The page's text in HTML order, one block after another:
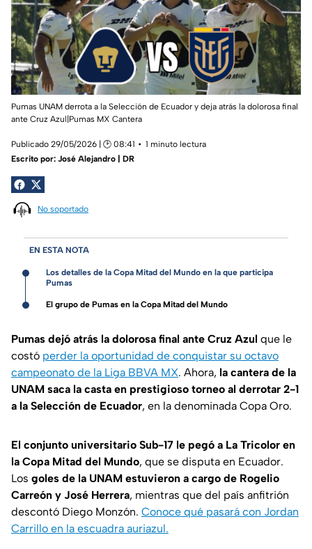
Pumas UNAM derrota a la Selección de Ecuador y deja atrás la dolorosa final
ante Cruz Azul|Pumas MX Cantera
Publicado 29/05/2026 | 🕑 08:41
1 minuto lectura
Escrito por: José Alejandro | DR
No soportado
EN ESTA NOTA
Los detalles de la Copa Mitad del Mundo en la que participa
Pumas
El grupo de Pumas en la Copa Mitad del Mundo
Pumas dejó atrás la dolorosa final ante Cruz Azul que le
costó perder la oportunidad de conquistar su octavo
campeonato de la Liga BBVA MX. Ahora, la cantera de la
UNAM saca la casta en prestigioso torneo al derrotar 2-1
a la Selección de Ecuador, en la denominada Copa Oro.
El conjunto universitario Sub-17 le pegó a La Tricolor en
la Copa Mitad del Mundo, que se disputa en Ecuador.
Los goles de la UNAM estuvieron a cargo de Rogelio
Carreón y José Herrera, mientras que del país anfitrión
descontó Diego Monzón. Conoce qué pasará con Jordan
Carrillo en la escuadra auriazul.